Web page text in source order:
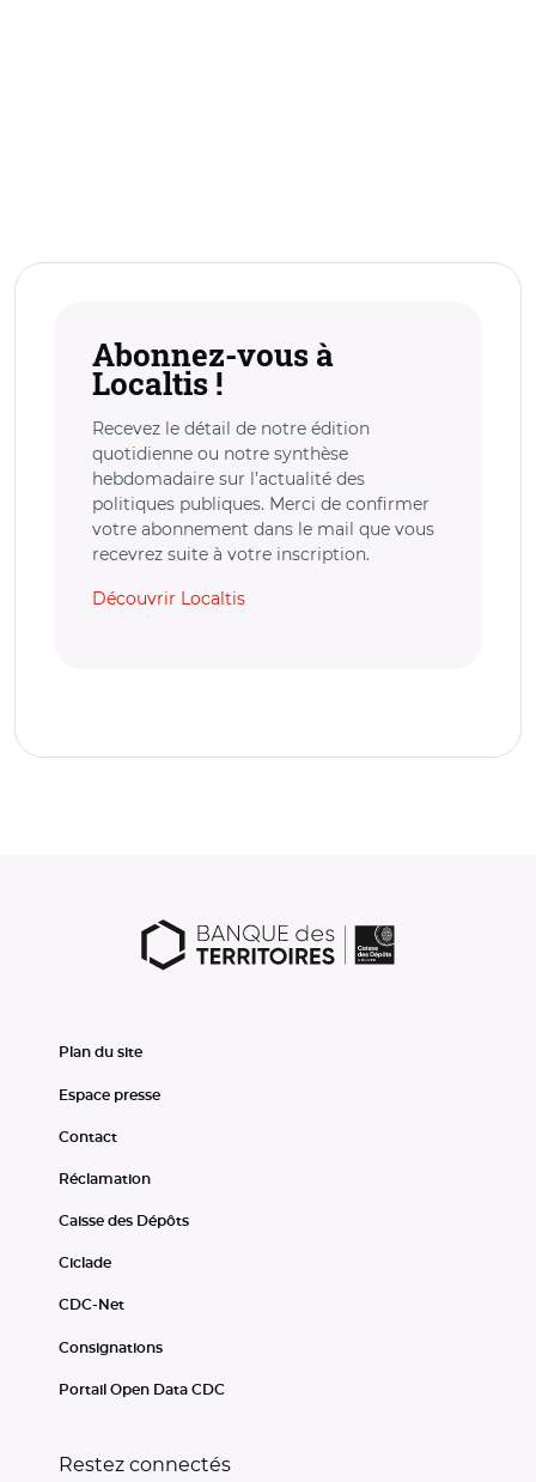
Abonnez-vous à
Localtis !
Recevez le détail de notre édition
quotidienne ou notre synthèse
hebdomadaire sur l’actualité des
politiques publiques. Merci de confirmer
votre abonnement dans le mail que vous
recevrez suite à votre inscription.
Découvrir Localtis
Plan du site
Espace presse
Contact
Réclamation
Caisse des Dépôts
Ciclade
CDC-Net
Consignations
Portail Open Data CDC
Restez connectés